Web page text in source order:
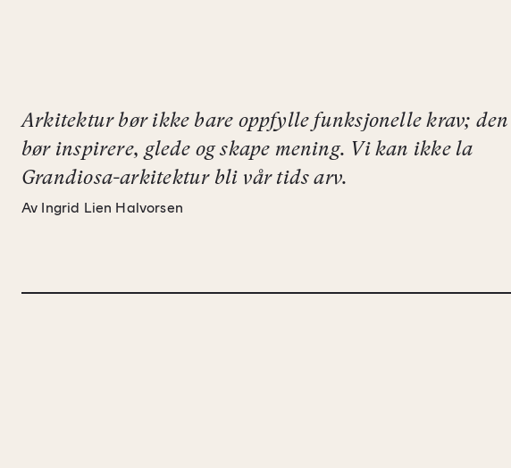
Arkitektur bør ikke bare oppfylle funksjonelle krav; den
bør inspirere, glede og skape mening. Vi kan ikke la
Grandiosa-arkitektur bli vår tids arv.
Av Ingrid Lien Halvorsen